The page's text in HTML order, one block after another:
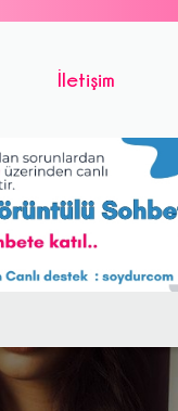
İletişim